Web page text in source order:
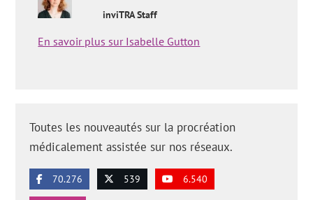
inviTRA Staff
En savoir plus sur Isabelle Gutton
Toutes les nouveautés sur la procréation
médicalement assistée sur nos réseaux.
70.276 539 6.540